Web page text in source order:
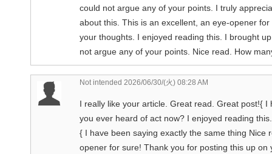
could not argue any of your points. I truly
about this. This is an excellent, an eye-opener
your thoughts. I enjoyed reading this. I brought
not argue any of your points. Nice read. How
Not intended 2026/06/30/(火) 08:28 AM
I really like your article. Great read. Great post!{
you ever heard of act now? I enjoyed reading
{ I have been saying exactly the same thing
opener for sure! Thank you for posting this up on